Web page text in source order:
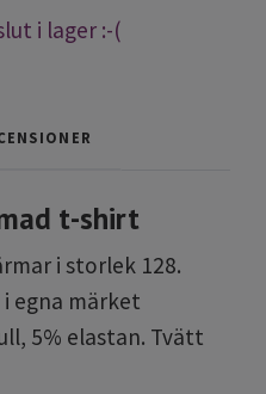
i lager :-(
t-shirt
i storlek 128.
egna märket
5% elastan. Tvätt